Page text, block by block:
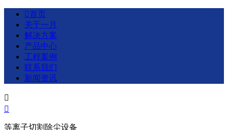
首页
关于一月
解决方案
产品中心
工程案例
联系我们
新闻资讯


等离子切割除尘设备